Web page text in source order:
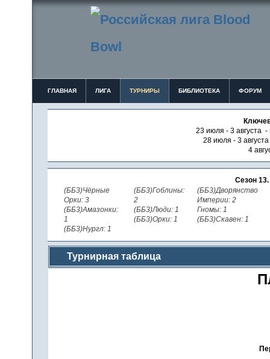
ГЛАВНАЯ ЛИГА ТУРНИРЫ БИБЛИОТЕКА ФОРУМ
23 июля - 3 августа -
28 июля - 3
4
Сезон 13.
(ББ3)Чёрные
Орки: 3
(ББ3)Амазонки:
1
(ББ3)Нургл: 1
(ББ3)Гоблины:
2
(ББ3)Люди: 1
(ББ3)Орки: 1
(ББ3)Дворянство
Империи: 2
Гномы: 1
(ББ3)Скавен: 1
Турнирная таблица